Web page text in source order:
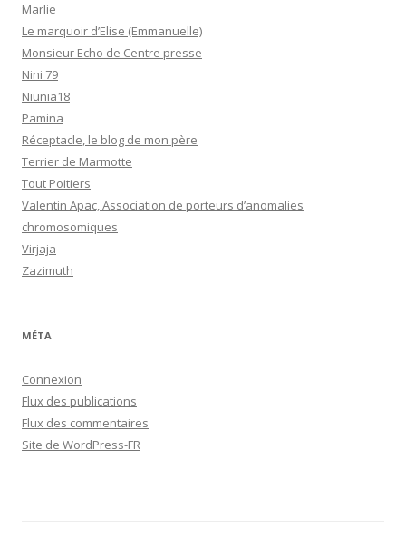
Marlie
Le marquoir d’Elise (Emmanuelle)
Monsieur Echo de Centre presse
Nini 79
Niunia18
Pamina
Réceptacle, le blog de mon père
Terrier de Marmotte
Tout Poitiers
Valentin Apac, Association de porteurs d’anomalies
chromosomiques
Virjaja
Zazimuth
MÉTA
Connexion
Flux des publications
Flux des commentaires
Site de WordPress-FR